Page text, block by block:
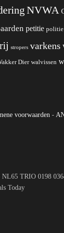
NVWA
petitie politie
stropers varkens
Dier walvissen
voorwaarden -
TRIO 0198
Today